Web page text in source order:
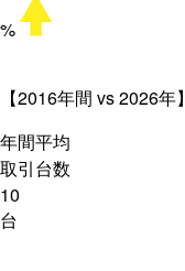
%
【2016年間 vs 2026年】
年間平均
取引台数
10
台